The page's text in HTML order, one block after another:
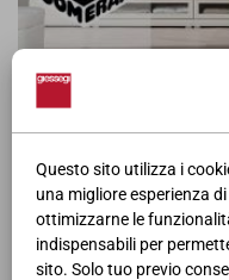
Questo sito utilizza i
una migliore esperienza
ottimizzarne le
indispensabili per
sito. Solo tuo previo
Giessegi approda in TV con
LA7 ospiterà lo spot
giugno, in concomitanza di
Enrico Mentana, DiMartedì
Pulita, e due film, sempre in